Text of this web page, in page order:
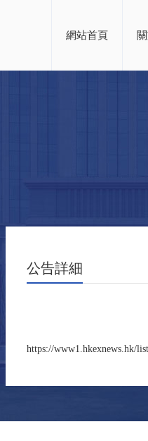
網站首頁
公告詳細
https://www1.hkexnews.hk/